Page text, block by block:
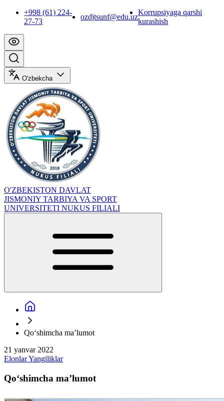
+998 (61) 224-
27-73
ozdjtsunf@edu.uz
Korrupsiyaga qarshi
kurashish
O'zbekcha
O'ZBEKISTON DAVLAT
JISMONIY TARBIYA VA SPORT
UNIVERSITETI NUKUS FILIALI
Qoʻshimcha maʼlumot
21 yanvar 2022
ElonlarYangiliklar
Qoʻshimcha maʼlumot